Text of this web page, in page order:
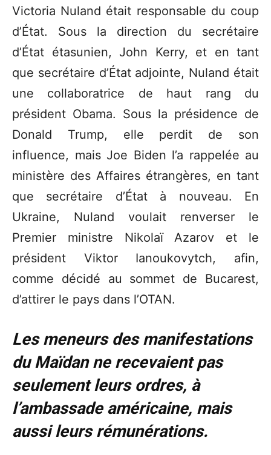
Victoria Nuland était responsable du coup
d’État. Sous la direction du secrétaire
d’État étasunien, John Kerry, et en tant
que secrétaire d’État adjointe, Nuland était
une collaboratrice de haut rang du
président Obama. Sous la présidence de
Donald Trump, elle perdit de son
influence, mais Joe Biden l’a rappelée au
ministère des Affaires étrangères, en tant
que secrétaire d’État à nouveau. En
Ukraine, Nuland voulait renverser le
Premier ministre Nikolaï Azarov et le
président Viktor Ianoukovytch, afin,
comme décidé au sommet de Bucarest,
d’attirer le pays dans l’OTAN.
Les meneurs des manifestations
du Maïdan ne recevaient pas
seulement leurs ordres, à
l’ambassade américaine, mais
aussi leurs rémunérations.